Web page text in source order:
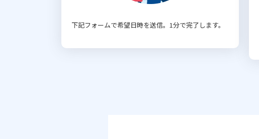
下記フォームで希望日時を送信。1分で完了します。